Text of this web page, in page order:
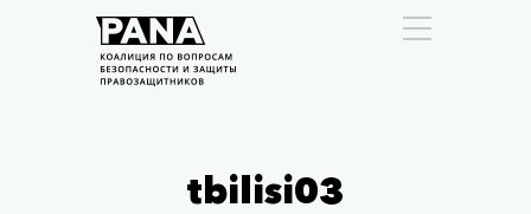
tbilisi03